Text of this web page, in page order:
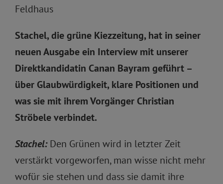
Feldhaus
Stachel, die grüne Kiezzeitung, hat in seiner
neuen Ausgabe ein Interview mit unserer
Direktkandidatin Canan Bayram geführt –
über Glaubwürdigkeit, klare Positionen und
was sie mit ihrem Vorgänger Christian
Ströbele verbindet.
Stachel:Den Grünen wird in letzter Zeit
verstärkt vorgeworfen, man wisse nicht mehr
wofür sie stehen und dass sie damit ihre